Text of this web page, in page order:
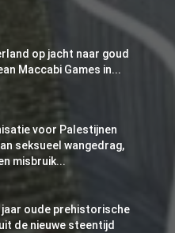
op jacht naar goud
Maccabi Games in...
voor Palestijnen
seksueel wangedrag,
misbruik...
jaar oude prehistorische
de nieuwe steentijd